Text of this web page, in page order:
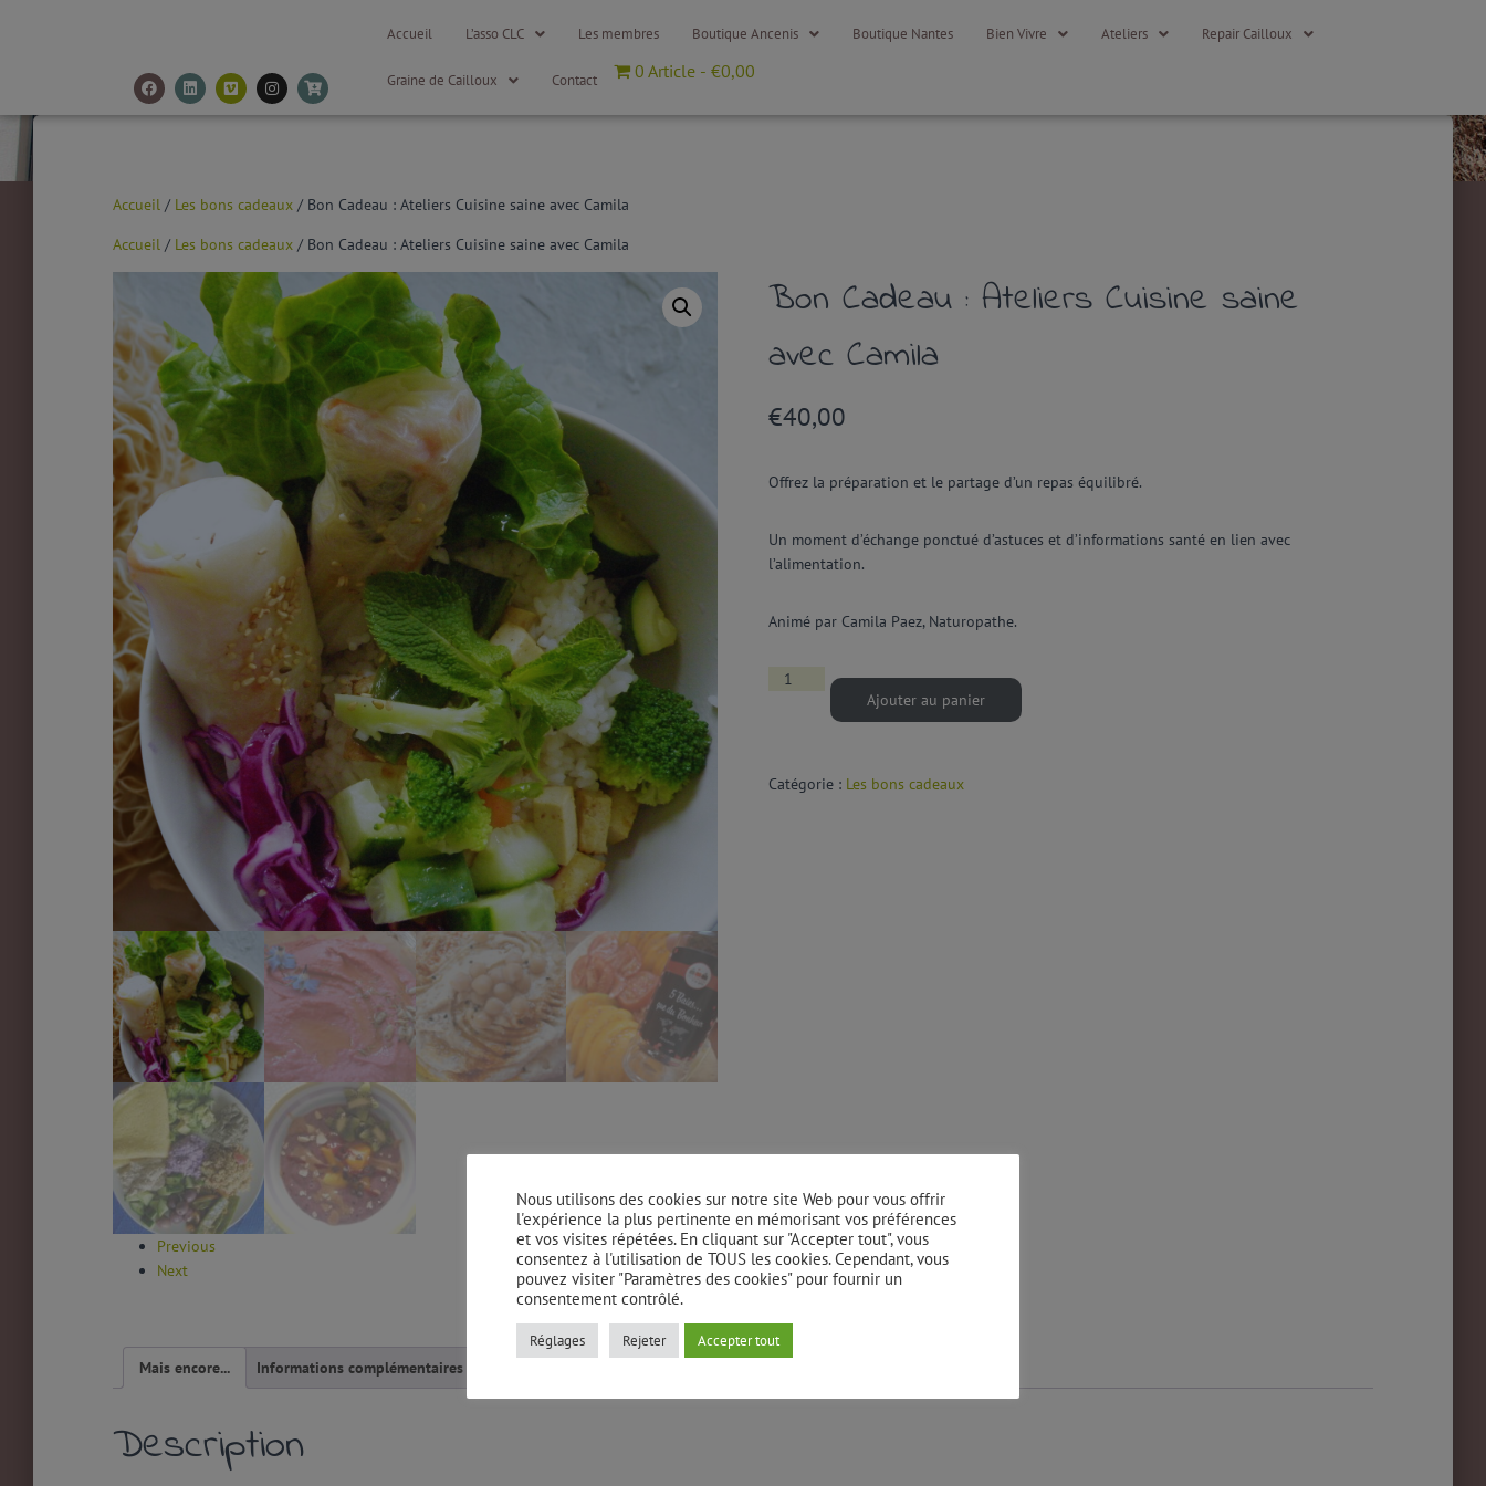
Accueil L’asso CLC Les membres Boutique Ancenis Boutique Nantes Bien Vivre Ateliers Repair Cailloux
Graine de Cailloux Contact 0 Article €0,00
Accueil / Les bons cadeaux / Bon Cadeau : Ateliers Cuisine saine avec Camila
Accueil / Les bons cadeaux / Bon Cadeau : Ateliers Cuisine saine avec Camila
Previous
Next
Bon Cadeau : Ateliers Cuisine saine
avec Camila
€40,00
Offrez la préparation et le partaged’un repas équilibré.
Un moment d’échange ponctué d’astuces et d’informations santé en lien avec
l’alimentation.
Animé par Camila Paez, Naturopathe.
Ajouter au panier
Catégorie : Les bons cadeaux
Mais encore... Informations complémentaires
Description
Nous utilisons des cookies sur notre site Web pour vous offrir
l'expérience la plus pertinente en mémorisant vos préférences
et vos visites répétées. En cliquant sur "Accepter tout", vous
consentez à l'utilisation de TOUS les cookies. Cependant, vous
pouvez visiter "Paramètres des cookies" pour fournir un
consentement contrôlé.
Réglages Rejeter Accepter tout